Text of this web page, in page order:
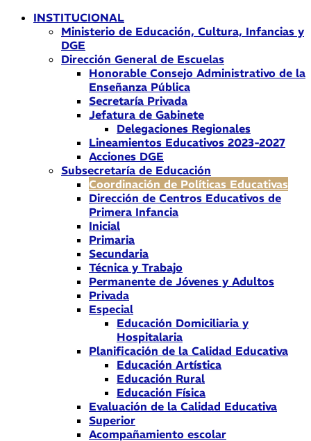
INSTITUCIONAL
Ministerio de Educación, Cultura, Infancias y
DGE
Dirección General de Escuelas
Honorable Consejo Administrativo de la
Enseñanza Pública
Secretaría Privada
Jefatura de Gabinete
Delegaciones Regionales
Lineamientos Educativos 2023-2027
Acciones DGE
Subsecretaría de Educación
Coordinación de Políticas Educativas
Dirección de Centros Educativos de
Primera Infancia
Inicial
Primaria
Secundaria
Técnica y Trabajo
Permanente de Jóvenes y Adultos
Privada
Especial
Educación Domiciliaria y
Hospitalaria
Planificación de la Calidad Educativa
Educación Artística
Educación Rural
Educación Física
Evaluación de la Calidad Educativa
Superior
Acompañamiento escolar